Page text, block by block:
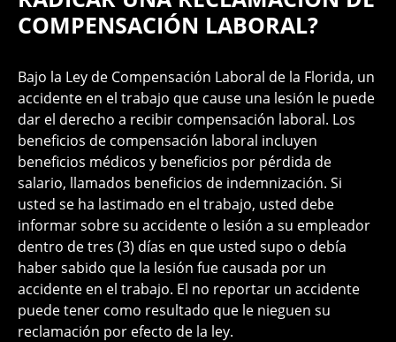
COMPENSACIÓN LABORAL?
Bajo la Ley de Compensación Laboral de la Florida, un
accidente en el trabajo que cause una lesión le puede
dar el derecho a recibir compensación laboral. Los
beneficios de compensación laboral incluyen
beneficios médicos y beneficios por pérdida de
salario, llamados beneficios de indemnización. Si
usted se ha lastimado en el trabajo, usted debe
informar sobre su accidente o lesión a su empleador
dentro de tres (3) días en que usted supo o debía
haber sabido que la lesión fue causada por un
accidente en el trabajo. El no reportar un accidente
puede tener como resultado que le nieguen su
reclamación por efecto de la ley.